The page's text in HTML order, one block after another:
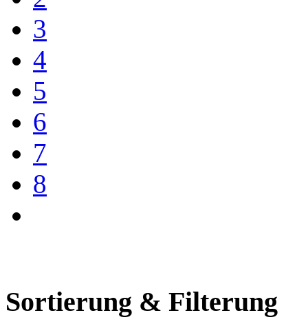
3
4
5
6
7
8
Sortierung & Filterung